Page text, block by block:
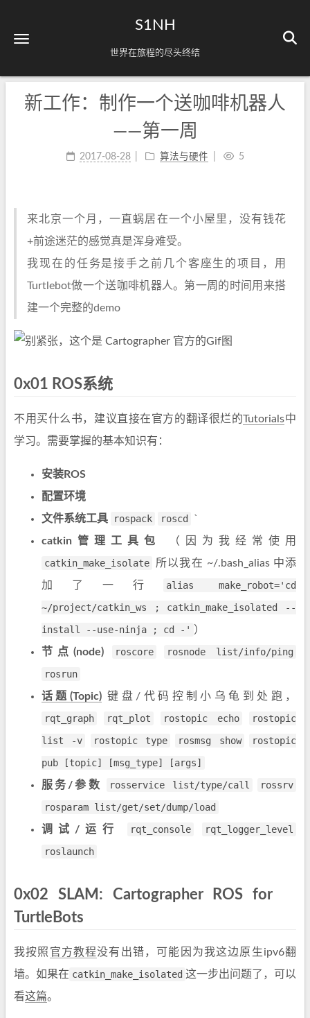
S1NH
世界在旅程的尽头终结
新工作：制作一个送咖啡机器人
——第一周
2017-08-28 算法与硬件 5
来北京一个月，一直蜗居在一个小屋里，没有钱花
+前途迷茫的感觉真是浑身难受。
我现在的任务是接手之前几个客座生的项目，用
Turtlebot做一个送咖啡机器人。第一周的时间用来搭
建一个完整的demo
0x01 ROS系统
不用买什么书，建议直接在官方的翻译很烂的Tutorials中
学习。需要掌握的基本知识有：
安装ROS
配置环境
文件系统工具
rospack roscd
`
catkin管理工具包
（因为我经常使用
catkin_make_isolate
所以我在 ~/.bash_alias 中添
加了一行
alias make_robot='cd
~/project/catkin_ws ; catkin_make_isolated --
install --use-ninja ; cd -' ）
节点(node)
roscore
rosnode list/info/ping
rosrun
话题(Topic)键盘/代码控制小乌龟到处跑，
rqt_graph
rqt_plot rostopic echo
rostopic
list -v
rostopic type rosmsg show
rostopic
pub [topic] [msg_type] [args]
服务/参数
rosservice list/type/call
rossrv
rosparam list/get/set/dump/load
调试/运行
rqt_console
rqt_logger_level
roslaunch
0x02 SLAM: Cartographer ROS for
TurtleBots
我按照 官方教程没有出错，可能因为我这边原生ipv6翻
墙。如果在 catkin_make_isolated 这一步出问题了，可以
看这篇。